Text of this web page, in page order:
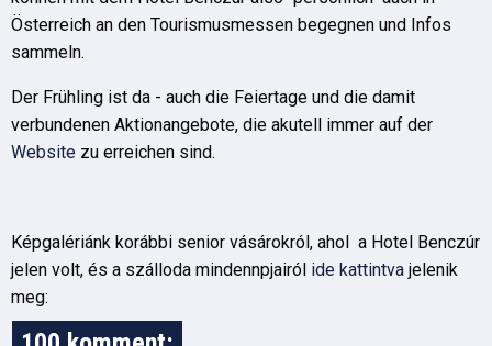
Österreich an den Tourismusmessen begegnen und Infos
sammeln.
Der Frühling ist da - auch die Feiertage und die damit
verbundenen Aktionangebote, die akutell immer auf der
Website zu erreichen sind.
Képgalériánk korábbi senior vásárokról, ahol a Hotel Benczúr
jelen volt, és a szálloda mindennpjairól ide kattintva jelenik
meg: